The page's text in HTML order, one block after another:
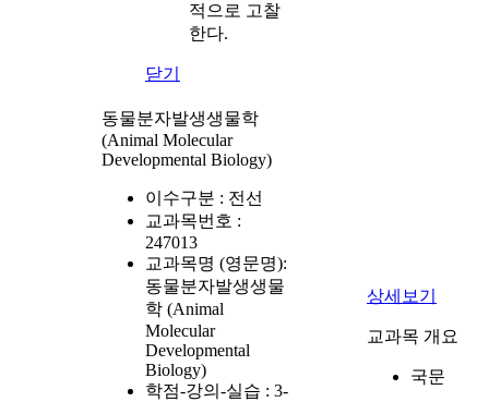
적으로 고찰
한다.
닫기
동물분자발생생물학
(Animal Molecular
Developmental Biology)
이수구분 : 전선
교과목번호 :
247013
교과목명 (영문명):
동물분자발생생물
학 (Animal
Molecular
Developmental
Biology)
학점-강의-실습 : 3-
상세보기
교과목 개요
국문